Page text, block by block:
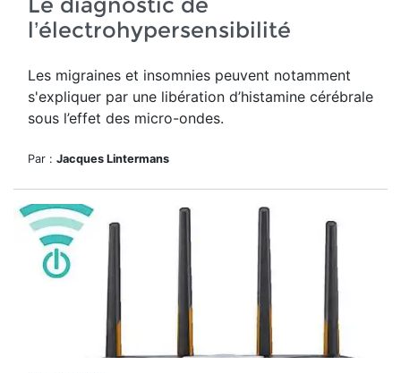
l’électrohypersensibilité
Les migraines et insomnies peuvent notamment
s'expliquer par une libération d’histamine cérébrale
sous l’effet des micro-ondes.
Par : Jacques Lintermans